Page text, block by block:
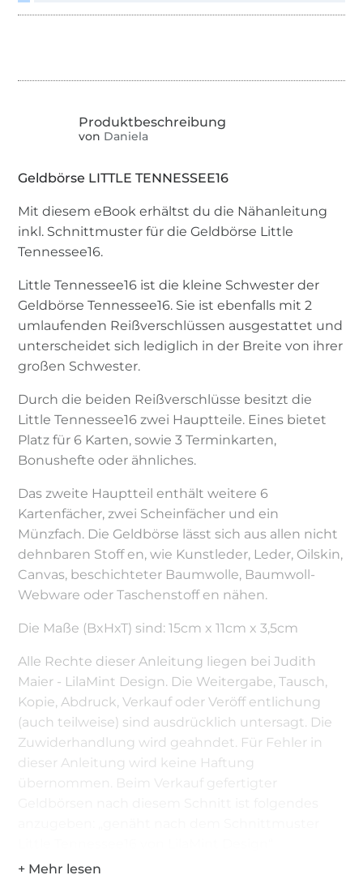
von Daniela
Geldbörse LITTLE TENNESSEE16
Mit diesem eBook erhältst du die Nähanleitung
inkl. Schnittmuster für die Geldbörse Little
Tennessee16.
Little Tennessee16 ist die kleine Schwester der
Geldbörse Tennessee16. Sie ist ebenfalls mit 2
umlaufenden Reißverschlüssen ausgestattet und
unterscheidet sich lediglich in der Breite von ihrer
großen Schwester.
Durch die beiden Reißverschlüsse besitzt die
Little Tennessee16 zwei Hauptteile. Eines bietet
Platz für 6 Karten, sowie 3 Terminkarten,
Bonushefte oder ähnliches.
Das zweite Hauptteil enthält weitere 6
Kartenfächer, zwei Scheinfächer und ein
Münzfach. Die Geldbörse lässt sich aus allen nicht
dehnbaren Stoff en, wie Kunstleder, Leder, Oilskin,
Canvas, beschichteter Baumwolle, Baumwoll-
Webware oder Taschenstoff en nähen.
Die Maße (BxHxT) sind: 15cm x 11cm x 3,5cm
Alle Rechte dieser Anleitung liegen bei Judith
Maier - LilaMint Design. Die Weitergabe, Tausch,
Kopie, Abdruck, Verkauf oder Veröff entlichung
(auch teilweise) sind ausdrücklich untersagt. Die
Zuwiderhandlung wird geahndet. Für Fehler in
dieser Anleitung wird keine Haftung
übernommen. Beim Verkauf gefertigter
Möchtest du mehr als 10 Geldbörsen zum Verkauf